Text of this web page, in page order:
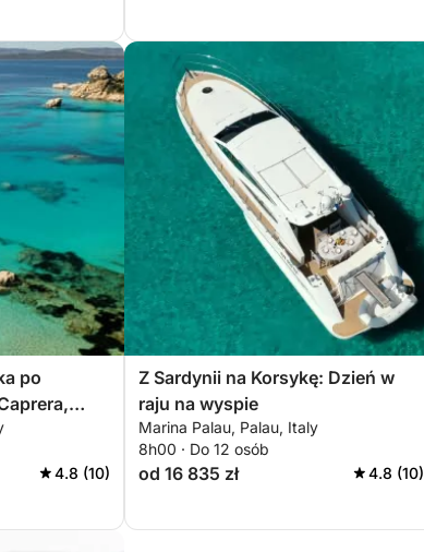
po
4.8 (10)
Z Sardynii na Korsykę: Dzień w
raju na wyspie
Marina Palau, Palau, Italy
8h00 · Do 12 osób
od 16 835 zł 4.8 (10)